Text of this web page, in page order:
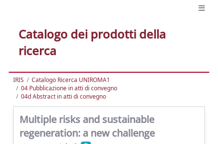
Catalogo dei prodotti della
ricerca
IRIS
Catalogo Ricerca UNIROMA1
04 Pubblicazione in atti di convegno
04d Abstract in atti di convegno
Multiple risks and sustainable
regeneration: a new challenge